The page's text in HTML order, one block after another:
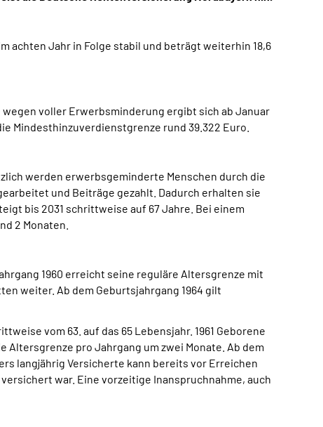
achten Jahr in Folge stabil und beträgt weiterhin 18,6
voller Erwerbsminderung ergibt sich ab Januar
Mindesthinzuverdienstgrenze rund 39.322 Euro.
werden erwerbsgeminderte Menschen durch die
und Beiträge gezahlt. Dadurch erhalten sie
bis 2031 schrittweise auf 67 Jahre. Bei einem
2 Monaten.
1960 erreicht seine reguläre Altersgrenze mit
weiter. Ab dem Geburtsjahrgang 1964 gilt
vom 63. auf das 65 Lebensjahr. 1961 Geborene
pro Jahrgang um zwei Monate. Ab dem
langjährig Versicherte kann bereits vor Erreichen
war. Eine vorzeitige Inanspruchnahme, auch